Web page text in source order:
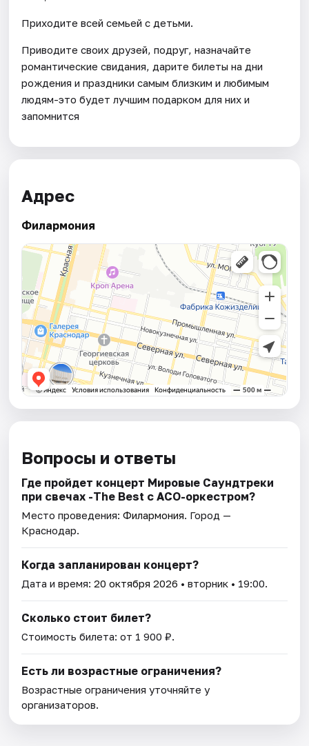
Приходите всей семьей с детьми.
Приводите своих друзей, подруг, назначайте
романтические свидания, дарите билеты на дни
рождения и праздники самым близким и любимым
людям-это будет лучшим подарком для них и
запомнится
Адрес
Филармония
Вопросы и ответы
Где пройдет концерт Мировые Саундтреки
при свечах -The Best с АСО-оркестром?
Место проведения:Филармония. Город —
Краснодар.
Когда запланирован концерт?
Дата и время:20 октября 2026 • вторник • 19:00.
Сколько стоит билет?
Стоимость билета: от 1 900 ₽.
Есть ли возрастные ограничения?
Возрастные ограничения уточняйте у
организаторов.